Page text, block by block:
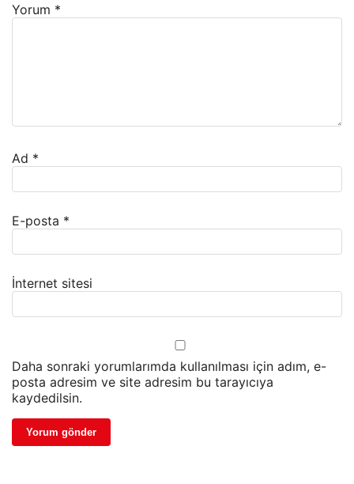
Yorum *
Ad *
E-posta *
İnternet sitesi
Daha sonraki yorumlarımda kullanılması için adım, e-
posta adresim ve site adresim bu tarayıcıya
kaydedilsin.